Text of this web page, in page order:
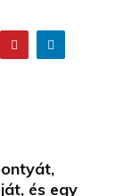
és egy